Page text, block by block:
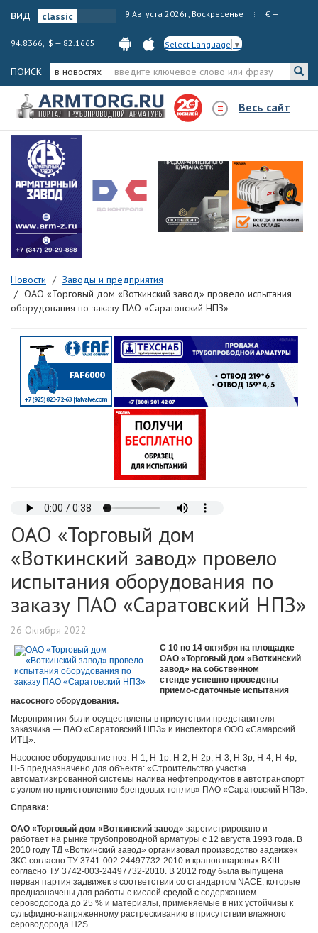
вид 9 Августа 2026г, Воскресенье € —
94.8366, $ — 82.1665 Select Language ▼
ПОИСК в новостях
Весь сайт
Новости
Заводы и предприятия
ОАО «Торговый дом «Воткинский завод» провело испытания
оборудования по заказу ПАО «Саратовский НПЗ»
ОАО «Торговый дом
«Воткинский завод» провело
испытания оборудования по
заказу ПАО «Саратовский НПЗ»
26 Октября 2022
C 10 по 14 октября на площадке
ОАО «Торговый дом «Воткинский
завод» на собственном
стенде успешно проведены
приемо-сдаточные испытания
насосного оборудования.
Мероприятия были осуществлены в присутствии представителя
заказчика — ПАО «Саратовский НПЗ» и инспектора ООО «Самарский
ИТЦ».
Насосное оборудование поз. Н-1, Н-1р, Н-2, Н-2р, Н-3, Н-3р, Н-4, Н-4р,
Н-5 предназначено для объекта: «Строительство участка
автоматизированной системы налива нефтепродуктов в автотранспорт
с узлом по приготовлению брендовых топлив» ПАО «Саратовский НПЗ».
Справка:
ОАО «Торговый дом «Воткинский завод» зарегистрировано и
работает на рынке трубопроводной арматуры с 12 августа 1993 года. В
2010 году ТД «Воткинский завод» организовал производство задвижек
ЗКС согласно ТУ 3741-002-24497732-2010 и кранов шаровых ВКШ
согласно ТУ 3742-003-24497732-2010. В 2012 году была выпущена
первая партия задвижек в соответствии со стандартом NACE, которые
предназначены для работы с кислой средой с содержанием
сероводорода до 25 % и материалы, применяемые в них устойчивы к
сульфидно-напряженному растрескиванию в присутствии влажного
сероводорода H2S.